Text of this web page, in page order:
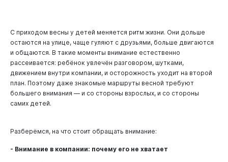
С приходом весны у детей меняется ритм жизни. Они дольше
остаются на улице, чаще гуляют с друзьями, больше двигаются
и общаются. В такие моменты внимание естественно
рассеивается: ребёнок увлечён разговором, шутками,
движением внутри компании, и осторожность уходит на второй
план. Поэтому даже знакомые маршруты весной требуют
большего внимания — и со стороны взрослых, и со стороны
самих детей.
Разберёмся, на что стоит обращать внимание:
- Внимание в компании: почему его не хватает